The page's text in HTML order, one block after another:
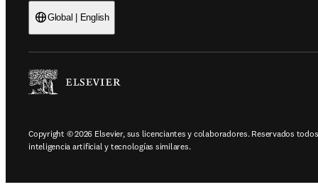
Global | English
Copyright © 2026 Elsevier, sus licenciantes y colaboradores. Reservados
inteligencia artificial y tecnologías similares.